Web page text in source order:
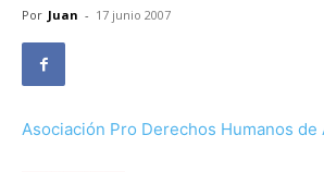
Por Juan - 17 junio 2007
Asociación Pro Derechos Humanos de